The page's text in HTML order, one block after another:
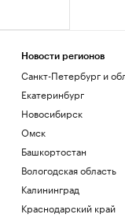
Новости регионов
Санкт-Петербург и
Екатеринбург
Новосибирск
Омск
Башкортостан
Вологодская область
Калининград
Краснодарский край